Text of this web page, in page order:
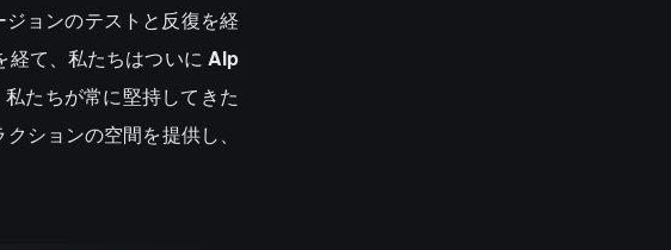
ョンのテストと反復を経
経て、私たちはついに Alp
たちが常に堅持してきた
ションの空間を提供し、